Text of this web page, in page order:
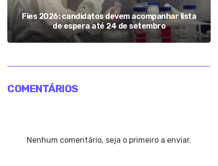
Fies 2026: candidatos devem acompanhar lista
de espera até 24 de setembro
COMENTÁRIOS
Nenhum comentário, seja o primeiro a enviar.